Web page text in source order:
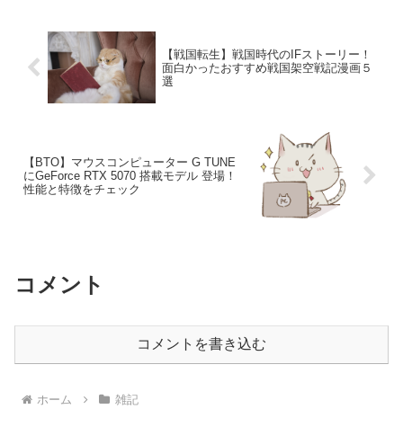
【戦国転生】戦国時代のIFストーリー！
面白かったおすすめ戦国架空戦記漫画５
選
【BTO】マウスコンピューター G TUNE
にGeForce RTX 5070 搭載モデル 登場！
性能と特徴をチェック
コメント
コメントを書き込む
ホーム 雑記